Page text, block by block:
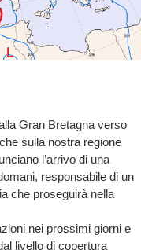
Gran Bretagna verso
sulla nostra regione
l’arrivo di una
responsabile di un
che proseguirà nella
nei prossimi giorni e
livello di copertura